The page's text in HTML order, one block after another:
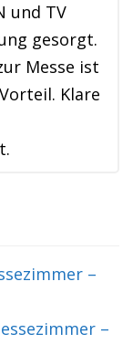
und TV
gesorgt.
Messe ist
Klare
–
–